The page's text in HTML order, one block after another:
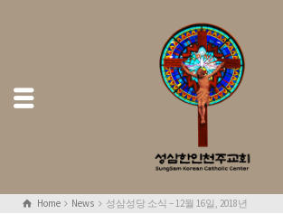
Home News 성삼성당 소식 – 12월 16일, 2018년